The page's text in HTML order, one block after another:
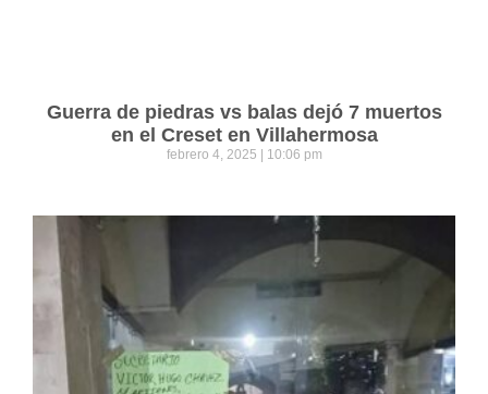
Guerra de piedras vs balas dejó 7 muertos
en el Creset en Villahermosa
febrero 4, 2025 10:06 pm